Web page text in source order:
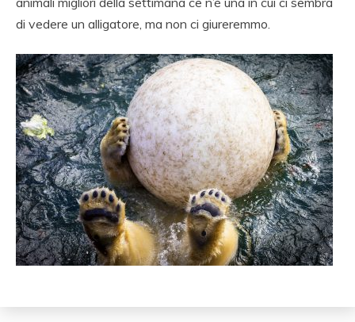
di vedere un alligatore, ma non ci giureremmo.